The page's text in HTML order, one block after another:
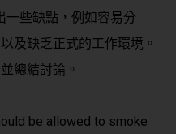
一些缺點，例如容易分
及缺乏正式的工作環境。
總結討論。
be allowed to smoke